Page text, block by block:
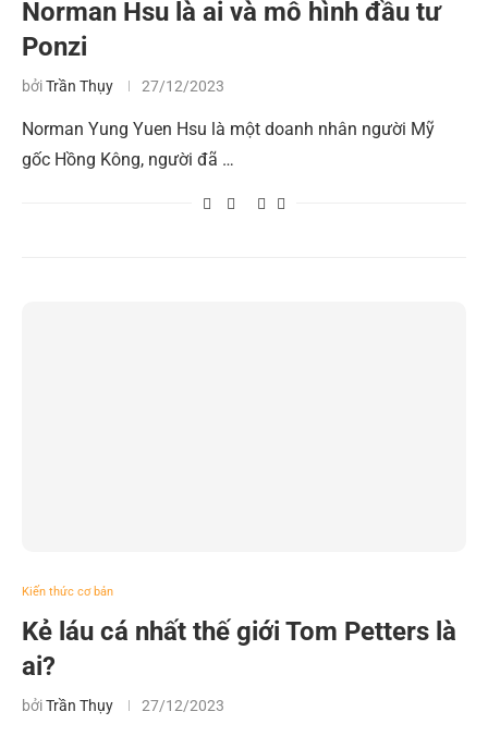
Norman Hsu là ai và mô hình đầu tư
Ponzi
bởiTrần Thụy 27/12/2023
Norman Yung Yuen Hsu là một doanh nhân người Mỹ
gốc Hồng Kông, người đã …
Kiến thức cơ bản
Kẻ láu cá nhất thế giới Tom Petters là
ai?
bởiTrần Thụy 27/12/2023